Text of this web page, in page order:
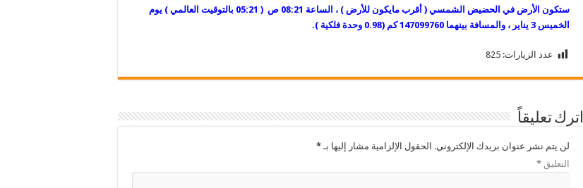
ستكون
الأرض في الحضيض الشمسي ( أقرب مايكون للأرض ) ، الساعة 08:21 ص ( 05:21 بالتوقيت العالمي ) يوم
الخميس 3 يناير ، والمسافة بينهما 147099760 كم (0.98 وحدة فلكية ).
عدد الزيارات: 825
اترك تعليقاً
لن يتم نشر عنوان بريدك الإلكتروني. الحقول الإلزامية مشار إليها بـ*
التعليق *